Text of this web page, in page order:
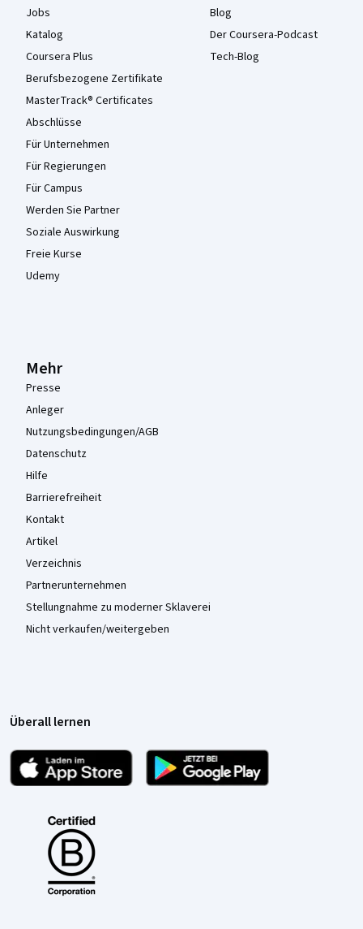
Jobs
Katalog
Coursera Plus
Berufsbezogene Zertifikate
MasterTrack® Certificates
Abschlüsse
Für Unternehmen
Für Regierungen
Für Campus
Werden Sie Partner
Soziale Auswirkung
Freie Kurse
Udemy
Blog
Der Coursera-Podcast
Tech-Blog
Mehr
Presse
Anleger
Nutzungsbedingungen/AGB
Datenschutz
Hilfe
Barrierefreiheit
Kontakt
Artikel
Verzeichnis
Partnerunternehmen
Stellungnahme zu moderner Sklaverei
Nicht verkaufen/weitergeben
Überall lernen